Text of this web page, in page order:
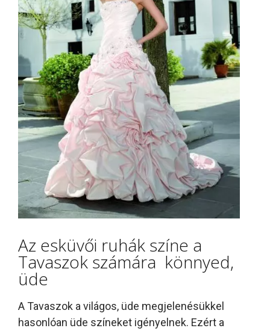
Az esküvői ruhák színe a
Tavaszok számára könnyed,
üde
A Tavaszok a világos, üde megjelenésükkel
hasonlóan üde színeket igényelnek. Ezért a